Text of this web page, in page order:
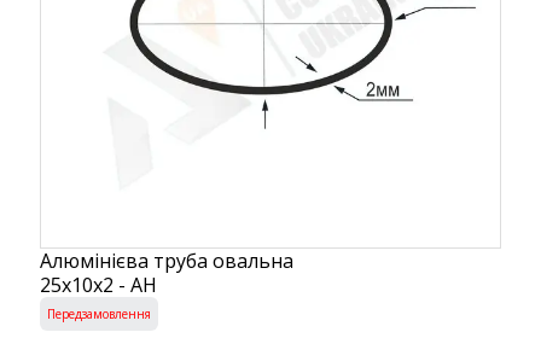
Алюмінієва труба овальна
25х10х2 - АН
Передзамовлення